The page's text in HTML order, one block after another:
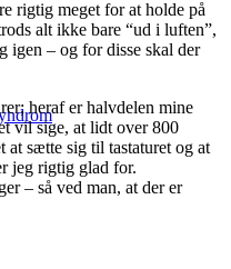
rigtig meget for at holde på
alt ikke bare “ud i luften”,
igen – og for disse skal der
heraf er halvdelen mine
vil sige, at lidt over 800
at sætte sig til tastaturet og at
jeg rigtig glad for.
– så ved man, at der er